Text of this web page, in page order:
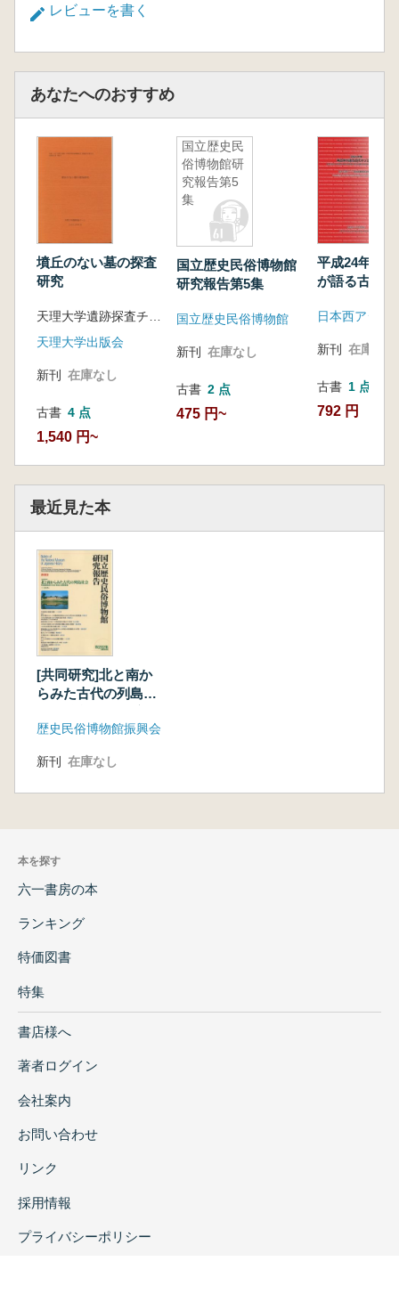
レビューを書く
あなたへのおすすめ
墳丘のない墓の探査
研究
天理大学出版会
新刊 在庫なし
古書 4 点
1,540 円~
国立歴史民
俗博物館研
究報告第5
集
国立歴史民俗博物館
研究報告第5集
国立歴史民俗博物館
新刊 在庫なし
古書 2 点
475 円~
平成24年度
が語る古代
日本西アジア
新刊 在庫なし
古書 1 点
792 円
最近見た本
[共同研究]北と南か
らみた古代の列島社
流・形成と環境変動
歴史民俗博物館振興会
新刊 在庫なし
本を探す
六一書房の本
ランキング
特価図書
特集
書店様へ
著者ログイン
会社案内
お問い合わせ
リンク
採用情報
プライバシーポリシー